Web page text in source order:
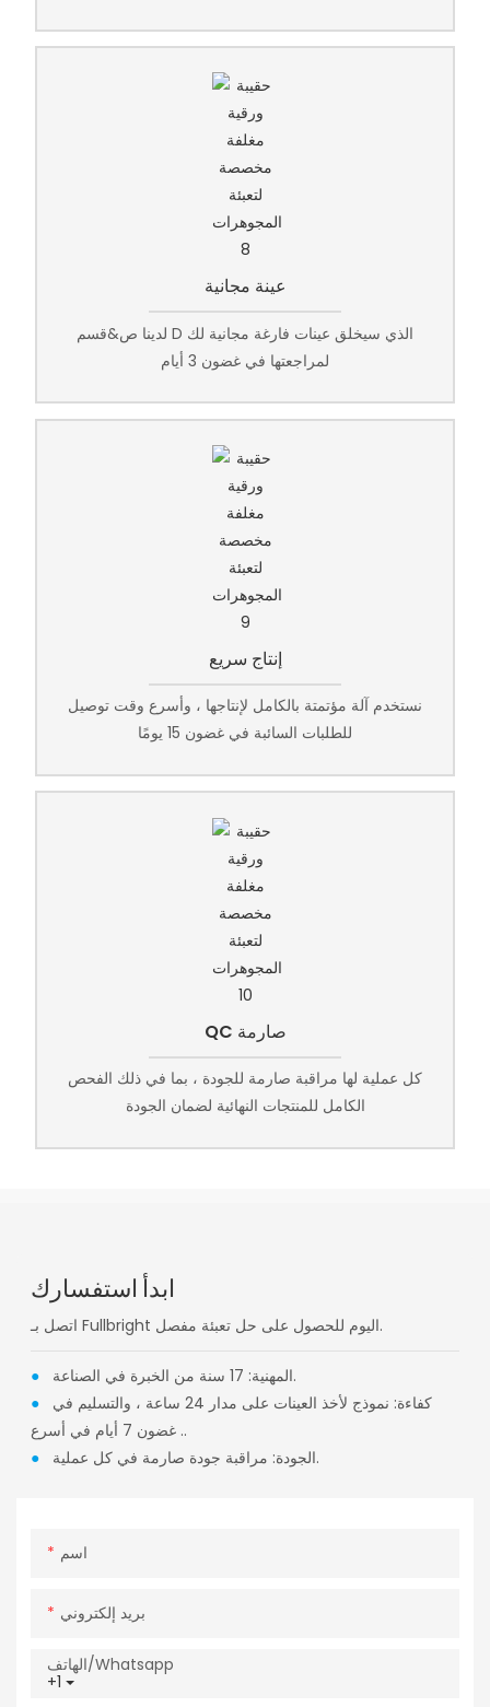
عينة مجانية
لدينا ص&قسم D الذي سيخلق عينات فارغة مجانية لك
لمراجعتها في غضون 3 أيام
إنتاج سريع
نستخدم آلة مؤتمتة بالكامل لإنتاجها ، وأسرع وقت توصيل
للطلبات السائبة في غضون 15 يومًا
QC صارمة
كل عملية لها مراقبة صارمة للجودة ، بما في ذلك الفحص
الكامل للمنتجات النهائية لضمان الجودة
ابدأ استفسارك
اتصل بـ Fullbright اليوم للحصول على حل تعبئة مفصل.
●
المهنية: 17 سنة من الخبرة في الصناعة.
●
غضون 7 أيام في أسرع ..
●
الجودة: مراقبة جودة صارمة في كل عملية.
اسم
بريد إلكتروني
+1
الهاتف/whatsapp